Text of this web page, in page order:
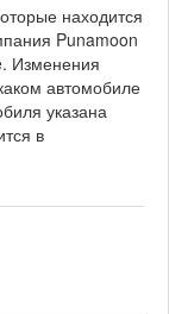
находится
Punamoon
Изменения
автомобиле
указана
в